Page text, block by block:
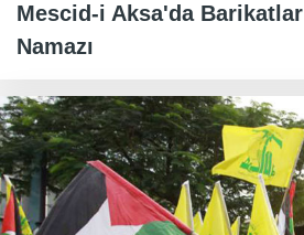
Mescid-i Aksa'da
Namazı